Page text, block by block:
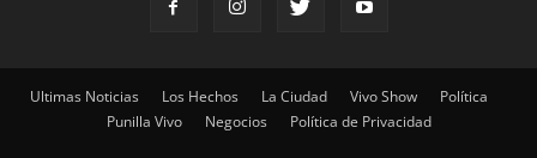
Ultimas Noticias Los Hechos La Ciudad Vivo Show
Política
Punilla Vivo
Negocios Política de Privacidad